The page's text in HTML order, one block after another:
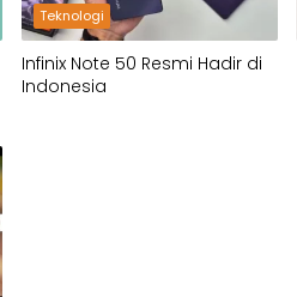
Teknologi
Infinix Note 50 Resmi Hadir di
Indonesia